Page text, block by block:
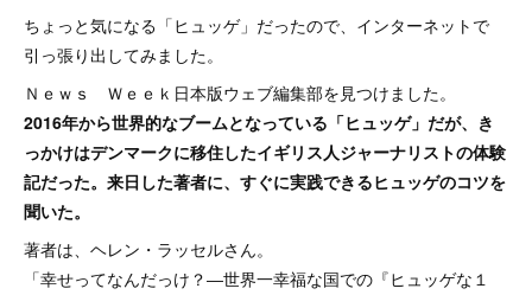
ちょっと気になる「ヒュッゲ」だったので、インターネットで
引っ張り出してみました。
Ｎｅｗｓ Ｗｅｅｋ日本版ウェブ編集部を見つけました。
2016年から世界的なブームとなっている「ヒュッゲ」だが、き
っかけはデンマークに移住したイギリス人ジャーナリストの体験
記だった。来日した著者に、すぐに実践できるヒュッゲのコツを
聞いた。
著者は、ヘレン・ラッセルさん。
「幸せってなんだっけ？―世界一幸福な国での『ヒュッゲな１